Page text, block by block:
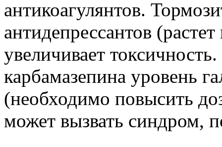
антикоагулянтов.
антидепрессантов
увеличивает
карбамазепина уровень
(необходимо повысить
может вызвать синдром,